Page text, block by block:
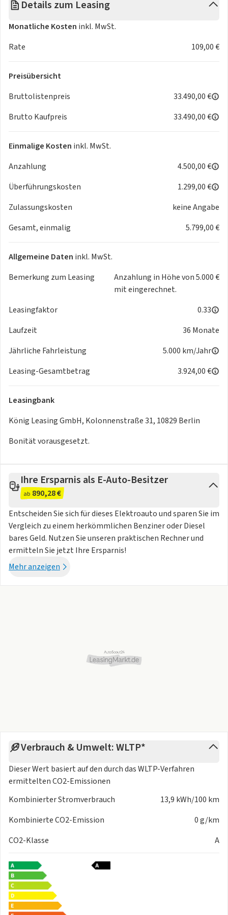
- Unsere Verkaufsberater stehen Ihnen jederzeit zur
Ihre Fragen zu beantworten!
= Bereitstellungskosten (Kosten, die auf dem Transport
vom Werk zum Abholort entstehen).
Weitere Farben auf Anfrage und ggf. gegen Aufpreis
- Amalfi gelb
- Rose Gold
- Ozean Grün
- Passione Rot
Ausstattungs-Highlights:
Geschwindigkeitsregelanlage
360°-"Drone View" Parksensoren
2 Jahre Garantie & Mobilitätsgarantie.
4.500 € Umweltförderung
Förderfähigkeit, Förderhöhe und Voraussetzungen richten
Förderrichtlinien des zuständigen Bundesministeriums.
für Barkauf und Leasing berechnet mit 4.500 € staatlichem
Mindestens 1.000,-€ über DAT-Wert bei Inzahlungnahme
Ihres alten Fahrzeuges. Das Fahrzeug muss mindestens 6
Monate auf den Kunde zugelassen und fahrtüchtig sein.
Ausstattung:
10,25" Infotainment System mit DAB und Smartphone
mirroring
Audiosystem mit 6 Lautsprechern
Digitaler Radioempfang DAB+
Smartphone Mirroring via Apple Car Play / Android™ Auto
Uconnect™ Link
12V Anschluss vorne
EV/PHEV Mode-3-Ladekabel
One-Pedal-Driving Modus
Aufmerksamkeitsassistent
Elektrische Servolenkung Dualdrive™
Kopfstützen hinten
LED-Tagfahrlicht
Notruf & SOS-Knopf
Betriebsanleitung Deutsch
Garantiebooklet Deutsch
Reifenreparaturkit "Kit fix&go"
Nebelschlussleuchte
Details zum Leasing
Monatliche Kosten inkl. MwSt.
Rate
109,00 €
Preisübersicht
Bruttolistenpreis
33.490,00 €
Brutto Kaufpreis
33.490,00 €
Einmalige Kosten inkl. MwSt.
Anzahlung
4.500,00 €
Überführungskosten
1.299,00 €
Zulassungskosten
keine Angabe
Gesamt, einmalig
5.799,00 €
Allgemeine Daten inkl. MwSt.
Bemerkung zum Leasing
Anzahlung in Höhe von 5.000 €
mit eingerechnet.
Leasingfaktor
0.33
Laufzeit
36 Monate
Jährliche Fahrleistung
5.000 km/Jahr
Leasing-Gesamtbetrag
3.924,00 €
Leasingbank
König Leasing GmbH, Kolonnenstraße 31, 10829 Berlin
Bonität vorausgesetzt.
Ihre Ersparnis als E-Auto-Besitzer
ab 890,28 €
Entscheiden Sie sich für dieses Elektroauto und sparen Sie im
Vergleich zu einem herkömmlichen Benziner oder Diesel
bares Geld. Nutzen Sie unseren praktischen Rechner und
ermitteln Sie jetzt Ihre Ersparnis!
Mehr anzeigen
Verbrauch & Umwelt: WLTP*
Dieser Wert basiert auf den durch dasWLTP-Verfahren
ermittelten CO2-Emissionen
Kombinierter Stromverbrauch
13,9 kWh/100 km
Kombinierte CO2-Emission
0 g/km
CO2-Klasse
A